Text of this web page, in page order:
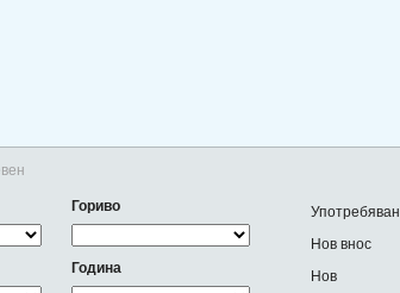
Гориво
Година
Употребяван
Нов внос
Нов